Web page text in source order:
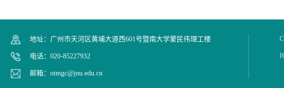
地址：广州市天河区黄埔大道西601号暨南大学蒙民伟理工楼
电话：020-85227932
邮箱：otmgc@jnu.edu.cn